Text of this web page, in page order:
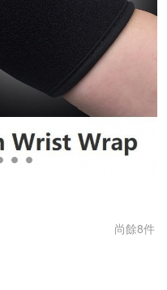
尚餘8件